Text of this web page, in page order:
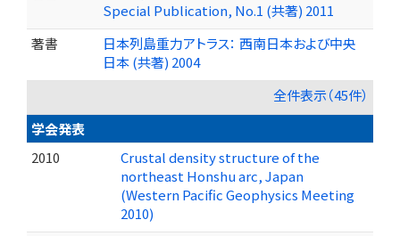
Special Publication, No.1 (共著) 2011
著書
日本列島重力アトラス： 西南日本および中央
日本 (共著) 2004
全件表示（45件）
学会発表
2010
Crustal density structure of the
northeast Honshu arc, Japan
(Western Pacific Geophysics Meeting
2010)